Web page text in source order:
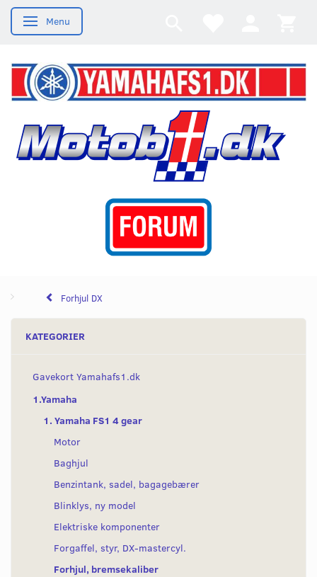
Skifte navigation
Menu
Forhjul DX
KATEGORIER
Gavekort Yamahafs1.dk
1.Yamaha
1. Yamaha FS1 4 gear
Motor
Baghjul
Benzintank, sadel, bagagebærer
Blinklys, ny model
Elektriske komponenter
Forgaffel, styr, DX-mastercyl.
Forhjul, bremsekaliber